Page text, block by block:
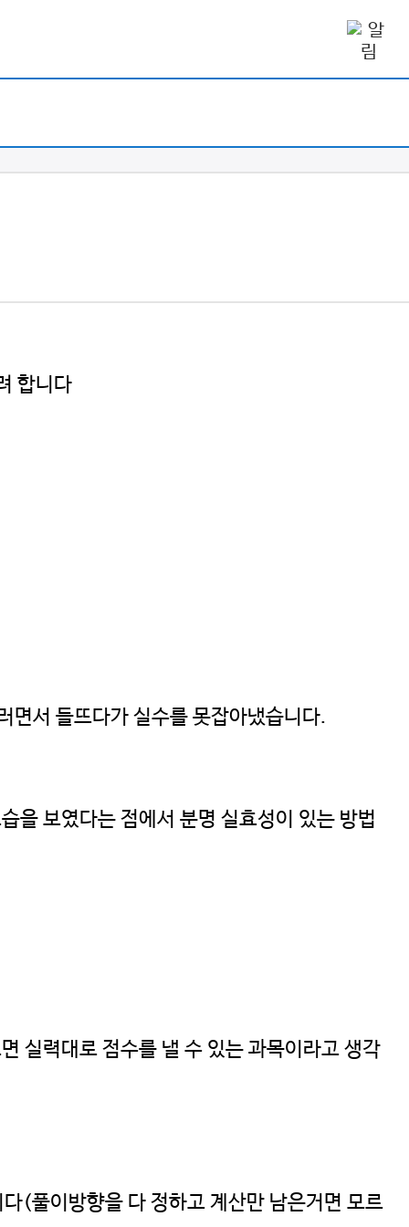
합니다
서 들뜨다가 실수를 못잡아냈습니다.
을 보였다는 점에서 분명 실효성이 있는 방법
실력대로 점수를 낼 수 있는 과목이라고 생각
(풀이방향을 다 정하고 계산만 남은거면 모르